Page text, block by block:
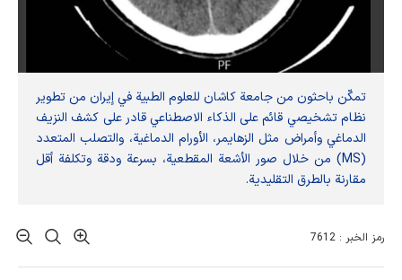
تمكّن باحثون من جامعة كاشان للعلوم الطبية في إيران من تطوير
نظام تشخيصي قائم على الذكاء الاصطناعي قادر على كشف النزيف
الدماغي وأمراض مثل الزهايمر، الأورام الدماغية، والتصلب المتعدد
(MS) من خلال صور الأشعة المقطعية، بسرعة ودقة وتكلفة أقل
مقارنة بالطرق التقليدية.
رمز الخبر : 7612